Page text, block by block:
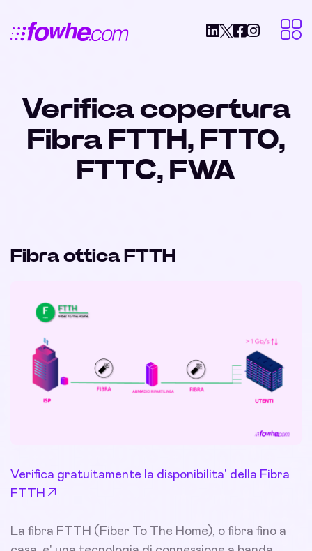
Verifica copertura
Fibra FTTH, FTTO,
FTTC, FWA
Fibra ottica FTTH
Verifica gratuitamente la disponibilita' della Fibra
FTTH
La fibra FTTH (Fiber To The Home), o fibra fino a